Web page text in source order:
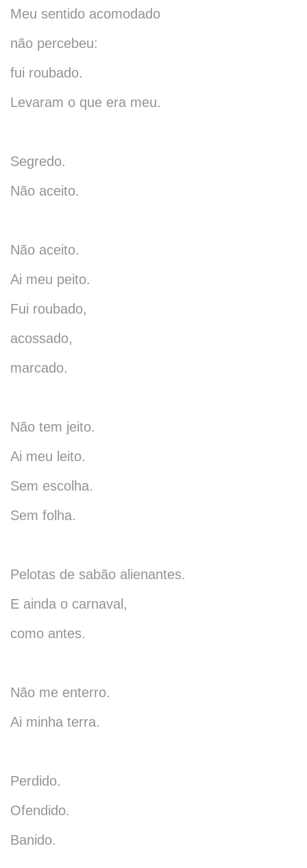
Meu sentido acomodado
não percebeu:
fui roubado.
Levaram o que era meu.
Segredo.
Não aceito.
Não aceito.
Ai meu peito.
Fui roubado,
acossado,
marcado.
Não tem jeito.
Ai meu leito.
Sem escolha.
Sem folha.
Pelotas de sabão alienantes.
E ainda o carnaval,
como antes.
Não me enterro.
Ai minha terra.
Perdido.
Ofendido.
Banido.